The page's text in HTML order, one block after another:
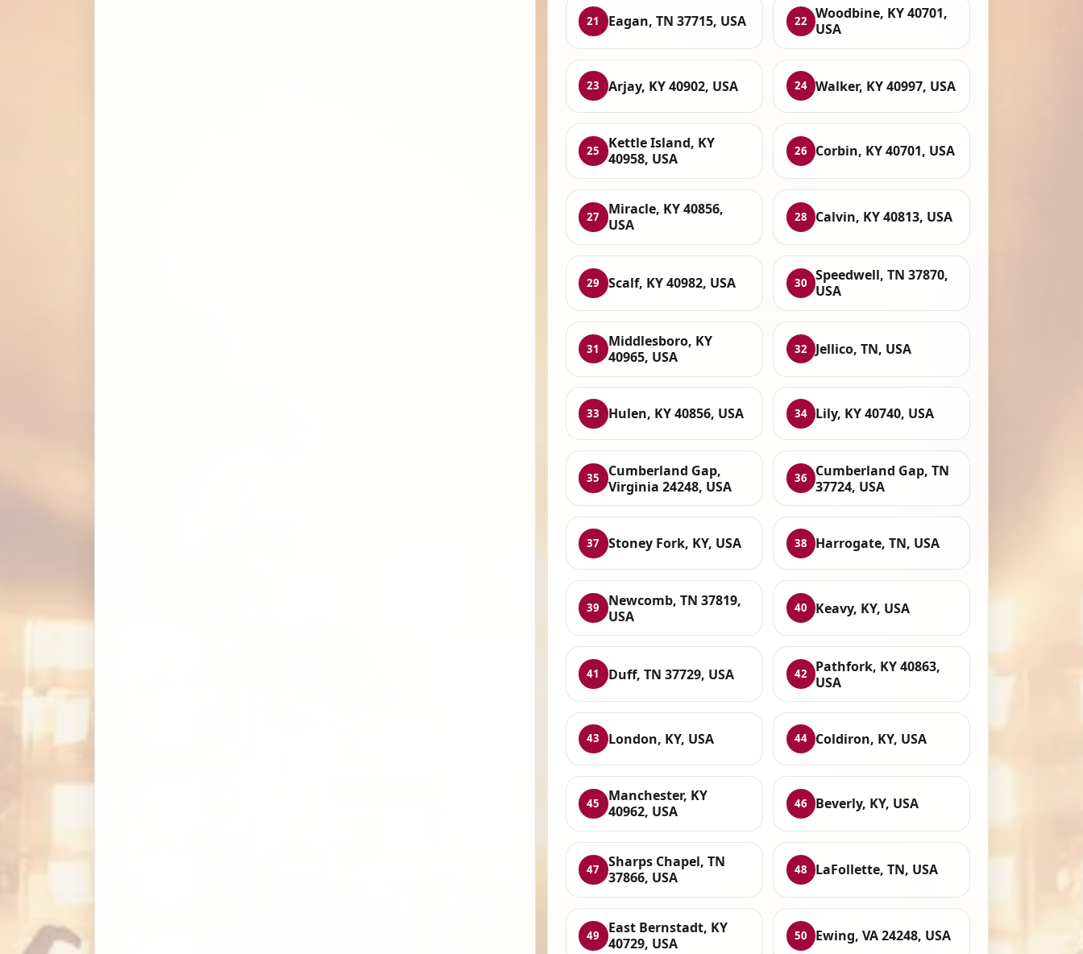
21 Eagan, TN 37715, USA 22
Woodbine, KY 40701,
USA
23 Arjay, KY 40902, USA 24 Walker, KY 40997, USA
25
Kettle Island, KY
40958, USA
26 Corbin, KY 40701, USA
27
Miracle, KY 40856,
USA
28 Calvin, KY 40813, USA
29 Scalf, KY 40982, USA 30
Speedwell, TN 37870,
USA
31
Middlesboro, KY
40965, USA
32 Jellico, TN, USA
33 Hulen, KY 40856, USA 34 Lily, KY 40740, USA
35
Cumberland Gap,
Virginia 24248, USA
36
Cumberland Gap, TN
37724, USA
37 Stoney Fork, KY, USA 38 Harrogate, TN, USA
39
Newcomb, TN 37819,
USA
40 Keavy, KY, USA
41 Duff, TN 37729, USA 42
Pathfork, KY 40863,
USA
43 London, KY, USA 44 Coldiron, KY, USA
45
Manchester, KY
40962, USA
46 Beverly, KY, USA
47
Sharps Chapel, TN
37866, USA
48 LaFollette, TN, USA
49
East Bernstadt, KY
40729, USA
50 Ewing, VA 24248, USA